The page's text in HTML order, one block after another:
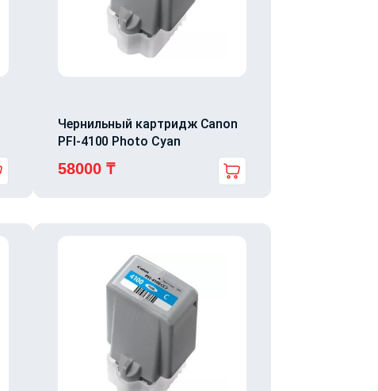
Чернильный картридж Canon
PFI-4100 Photo Cyan
58000 ₸